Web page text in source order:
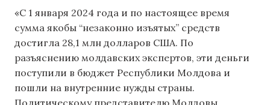
«С 1 января 2024 года и по настоящее время
сумма якобы “незаконно изъятых” средств
достигла 28,1 млн долларов США. По
разъяснению молдавских экспертов, эти деньги
поступили в бюджет Республики Молдова и
пошли на внутренние нужды страны.
Политическому представителю Молдовы